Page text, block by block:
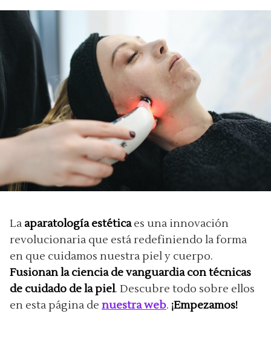
La aparatología estéticaes una innovación
revolucionaria que está redefiniendo la forma
en que cuidamos nuestra piel y cuerpo.
Fusionan la ciencia de vanguardia con técnicas
de cuidado de la piel. Descubre todo sobre ellos
en esta página de nuestra web. ¡Empezamos!